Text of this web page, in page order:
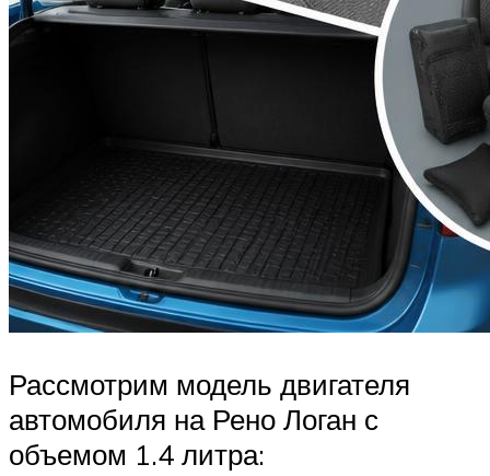
Рассмотрим модель двигателя
автомобиля на Рено Логан с
объемом 1.4 литра: